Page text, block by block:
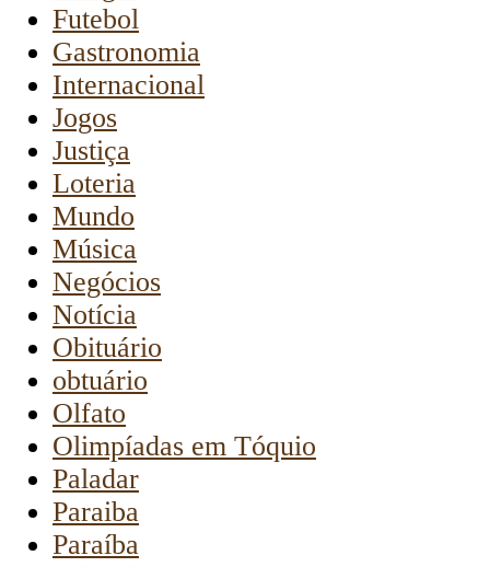
Futebol
Gastronomia
Internacional
Jogos
Justiça
Loteria
Mundo
Música
Negócios
Notícia
Obituário
obtuário
Olfato
Olimpíadas em Tóquio
Paladar
Paraiba
Paraíba